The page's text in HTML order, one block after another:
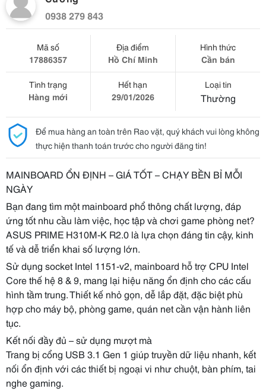
0938 279 843
Mã số
17886357
Địa điểm
Hồ Chí Minh
Hình thức
Cần bán
Tình trạng
Hàng mới
Hết hạn
29/01/2026
Loại tin
Thường
Để mua hàng an toàn trên Rao vặt, quý khách vui lòng không
thực hiện thanh toán trước cho người đăng tin!
MAINBOARD ỔN ĐỊNH – GIÁ TỐT – CHẠY BỀN BỈ MỖI
NGÀY
Bạn đang tìm một mainboard phổ thông chất lượng, đáp
ứng tốt nhu cầu làm việc, học tập và chơi game phòng net?
ASUS PRIME H310M-K R2.0 là lựa chọn đáng tin cậy, kinh
tế và dễ triển khai số lượng lớn.
Sử dụng socket Intel 1151-v2, mainboard hỗ trợ CPU Intel
Core thế hệ 8 & 9, mang lại hiệu năng ổn định cho các cấu
hình tầm trung. Thiết kế nhỏ gọn, dễ lắp đặt, đặc biệt phù
hợp cho máy bộ, phòng game, quán net cần vận hành liên
tục.
Kết nối đầy đủ – sử dụng mượt mà
Trang bị cổng USB 3.1 Gen 1 giúp truyền dữ liệu nhanh, kết
nối ổn định với các thiết bị ngoại vi như chuột, bàn phím, tai
nghe gaming.